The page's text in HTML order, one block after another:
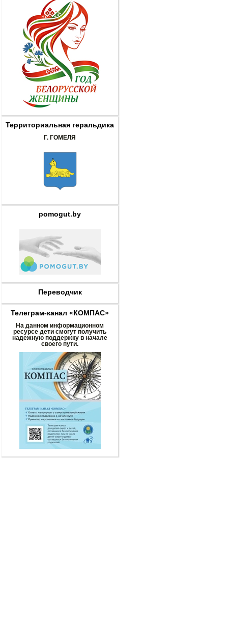
Территориальная геральдика
Г. ГОМЕЛЯ
pomogut.by
Переводчик
Телеграм-канал «КОМПАС»
На данном информационном
ресурсе дети смогут получить
надежную поддержку в начале
своего пути.